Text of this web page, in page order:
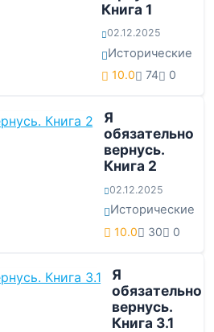
Книга 1
02.12.2025
Исторические
10.0 74 0
Я
обязательно
вернусь.
Книга 2
02.12.2025
Исторические
10.0 30 0
Я
обязательно
вернусь.
Книга 3.1